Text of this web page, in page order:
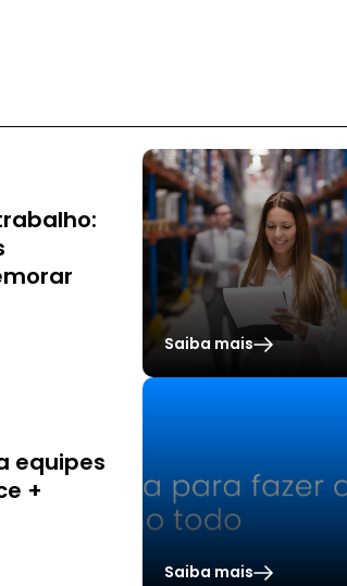
Saiba mais
equipes
+
Saiba mais